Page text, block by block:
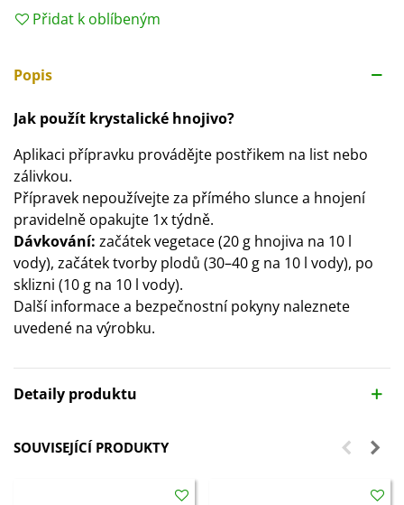
Přidat k oblíbeným
Popis
Jak použít krystalické hnojivo?
Aplikaci přípravku provádějte postřikem na list nebo
zálivkou.
Přípravek nepoužívejte za přímého slunce a hnojení
pravidelně opakujte 1x týdně.
Dávkování: začátek vegetace (20 g hnojiva na 10 l
vody), začátek tvorby plodů (30–40 g na 10 l vody), po
sklizni (10 g na 10 l vody).
Další informace a bezpečnostní pokyny naleznete
uvedené na výrobku.
Detaily produktu
SOUVISEJÍCÍ PRODUKTY